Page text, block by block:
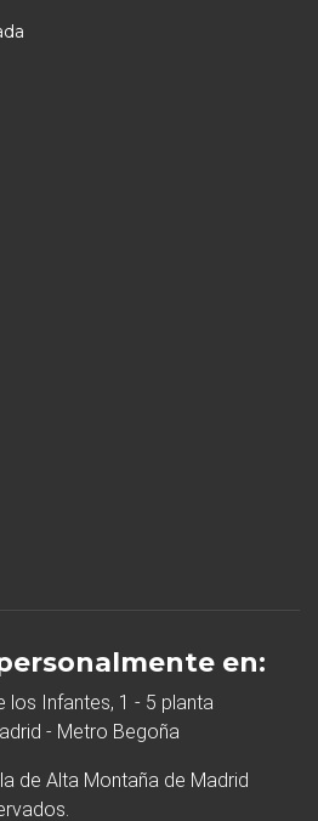
en:
los Infantes, 1 - 5 planta
- Metro Begoña
de Alta Montaña de Madrid